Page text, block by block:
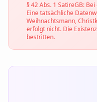
§ 42 Abs. 1 SatireGB:
Eine tatsächliche
Weihnachtsmann,
erfolgt nicht. Die
bestritten.